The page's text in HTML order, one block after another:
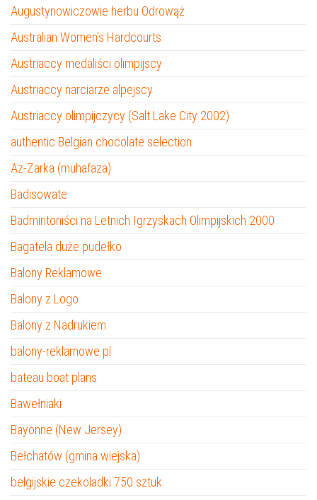
Augustynowiczowie herbu Odrowąż
Australian Women’s Hardcourts
Austriaccy medaliści olimpijscy
Austriaccy narciarze alpejscy
Austriaccy olimpijczycy (Salt Lake City 2002)
authentic Belgian chocolate selection
Az-Zarka (muhafaza)
Badisowate
Badmintoniści na Letnich Igrzyskach Olimpijskich 2000
Bagatela duże pudełko
Balony Reklamowe
Balony z Logo
Balony z Nadrukiem
balony-reklamowe.pl
bateau boat plans
Bawełniaki
Bayonne (New Jersey)
Bełchatów (gmina wiejska)
belgijskie czekoladki 750 sztuk